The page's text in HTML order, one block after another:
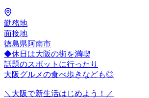
勤務地
面接地
徳島県阿南市
◆休日は大阪の街を満喫
話題のスポットに行ったり
大阪グルメの食べ歩きなども◎
＼大阪で新生活はじめよう！／